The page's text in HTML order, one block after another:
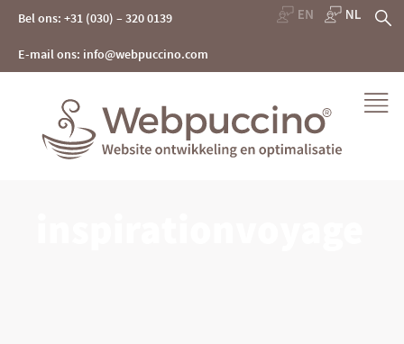
content
Bel ons: +31 (030) – 320 0139
E-mail ons: info@webpuccino.com